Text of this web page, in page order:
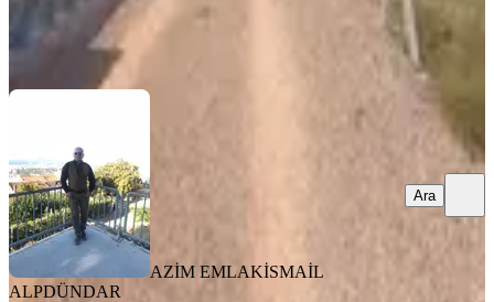
AZİM EMLAK İSMAİL ALPDÜNDAR
AZİM EMLAKİSMAİL
ALPDÜNDAR
Ara